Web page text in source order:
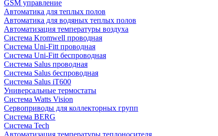
GSM управление
Автоматика для теплых полов
Автоматика для водяных теплых полов
Автоматизация температуры воздуха
Система Kromwell проводная
Система Uni-Fitt проводная
Система Uni-Fitt беспроводная
Система Salus проводная
Система Salus беспроводная
Система Salus iT600
Универсальные термостаты
Система Watts Vision
Сервоприводы для коллекторных групп
Система BERG
Система Tech
Автоматизация температуры теплоносителя